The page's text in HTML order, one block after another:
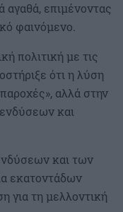
αγαθά, επιμένοντας
φαινόμενο.
πολιτική με τις
ότι η λύση
αλλά στην
και
και των
εκατοντάδων
για τη μελλοντική